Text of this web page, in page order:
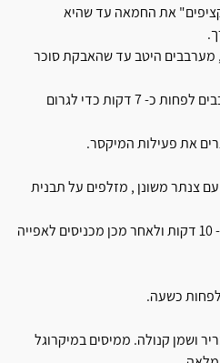
את החמאה עד שהיא
היטב עד שהאבקת סוכר
מוסיפים את הקמח והחלב ומערבבים לפחות כ- 7 דקות כדי לגרום
את פעילות המיקסר.
צנתר משונן , מזלפים על תבנית
מעבירים את התבנית להקפאה כ- 10 דקות ולאחר מכן מכניסים לאפייה
לפחות כשעה.
ושמן קנולה. ממיסים במיקרוגל